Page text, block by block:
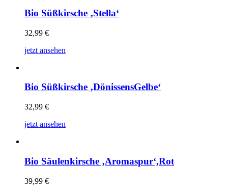
Bio Süßkirsche ‚Stella‘
32,99 €
jetzt ansehen
Bio Süßkirsche ‚DönissensGelbe‘
32,99 €
jetzt ansehen
Bio Säulenkirsche ‚Aromaspur‘,Rot
39,99 €